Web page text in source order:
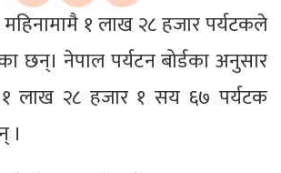
१ लाख २८ हजार पर्यटकले
छन्। नेपाल पर्यटन बोर्डका अनुसार
१ लाख २८ हजार १ सय ६७ पर्यटक
।